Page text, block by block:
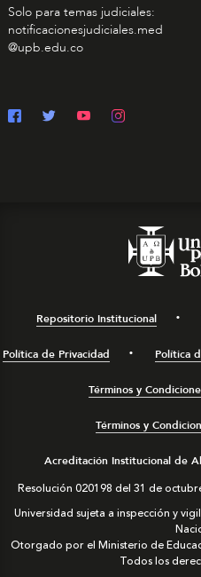
Solo para temas judiciales:
notificacionesjudiciales.med
@upb.edu.co
Repositorio Institucional
Política de Privacidad Política
Términos y
Términos y
Acreditación Institucional de
Resolución 020198 del 31 de
Universidad sujeta a inspección y
Otorgado por el Ministerio de
Todos los